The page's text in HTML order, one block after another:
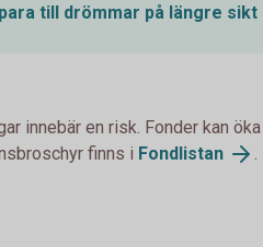
till drömmar på längre sikt
innebär en risk. Fonder kan
finns i Fondlistan